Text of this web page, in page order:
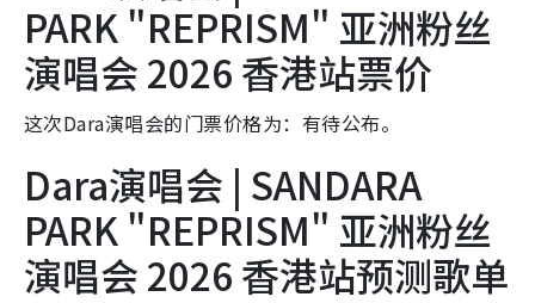
PARK "REPRISM" 亚洲粉丝
演唱会 2026 香港站票价
这次Dara演唱会的门票价格为：有待公布。
Dara演唱会 | SANDARA
PARK "REPRISM" 亚洲粉丝
演唱会 2026 香港站预测歌单